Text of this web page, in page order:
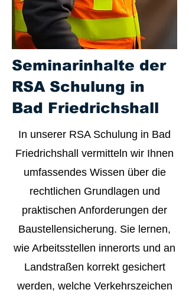
Seminarinhalte der
RSA Schulung in
Bad Friedrichshall
In unserer RSA Schulung in Bad
Friedrichshall vermitteln wir Ihnen
umfassendes Wissen über die
rechtlichen Grundlagen und
praktischen Anforderungen der
Baustellensicherung. Sie lernen,
wie Arbeitsstellen innerorts und an
Landstraßen korrekt gesichert
werden, welche Verkehrszeichen